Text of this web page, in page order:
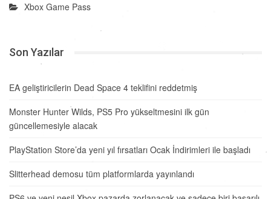
Xbox Game Pass
Son Yazılar
EA geliştiricilerin Dead Space 4 teklifini reddetmiş
Monster Hunter Wilds, PS5 Pro yükseltmesini ilk gün
güncellemesiyle alacak
PlayStation Store’da yeni yıl fırsatları Ocak İndirimleri ile başladı
Slitterhead demosu tüm platformlarda yayınlandı